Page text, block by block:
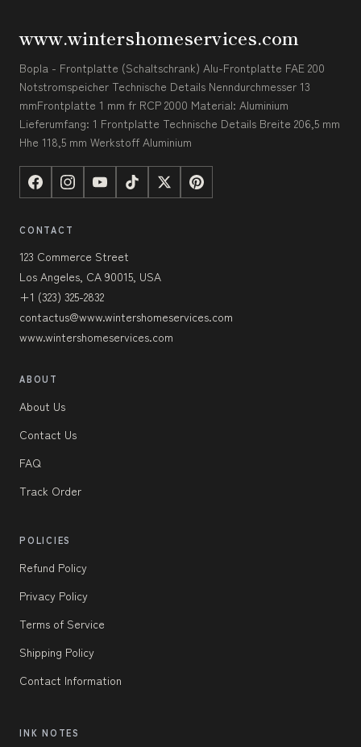
www.wintershomeservices.com
Bopla - Frontplatte (Schaltschrank) Alu-Frontplatte FAE 200
Notstromspeicher Technische Details Nenndurchmesser 13
mmFrontplatte 1 mm fr RCP 2000 Material: Aluminium
Lieferumfang: 1 Frontplatte Technische Details Breite 206,5 mm
Hhe 118,5 mm Werkstoff Aluminium
CONTACT
123 Commerce Street
Los Angeles, CA 90015, USA
+1 (323) 325-2832
contactus@www.wintershomeservices.com
www.wintershomeservices.com
ABOUT
About Us
Contact Us
FAQ
Track Order
POLICIES
Refund Policy
Privacy Policy
Terms of Service
Shipping Policy
Contact Information
INK NOTES